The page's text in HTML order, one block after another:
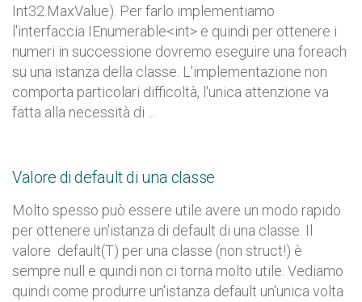
Int32.MaxValue). Per farlo implementiamo
l'interfaccia IEnumerable<int> e quindi per ottenere i
numeri in successione dovremo eseguire una foreach
su una istanza della classe. L'implementazione non
comporta particolari difficoltà, l'unica attenzione va
fatta alla necessità di ...
Valore di default di una classe
Molto spesso può essere utile avere un modo rapido
per ottenere un'istanza di default di una classe. Il
valore default(T) per una classe (non struct!) è
sempre null e quindi non ci torna molto utile. Vediamo
quindi come produrre un'istanza default un'unica volta